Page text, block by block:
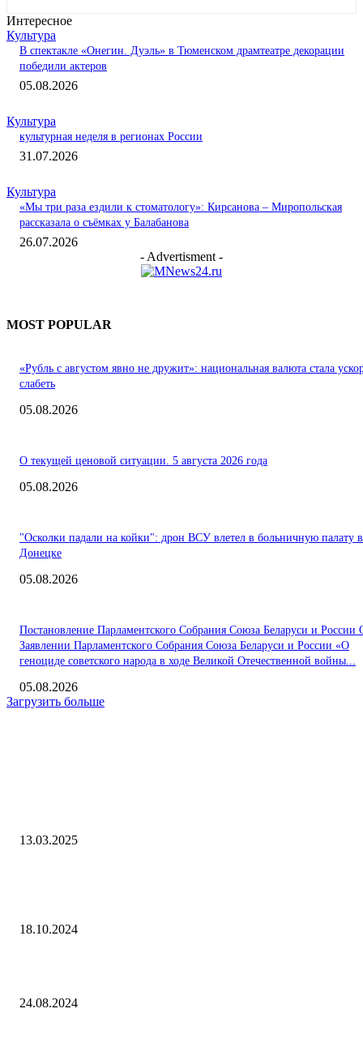
Интересное
Культура
В спектакле «Онегин. Дуэль» в Тюменском драмтеатре декорации
победили актеров
05.08.2026
Культура
культурная неделя в регионах России
31.07.2026
Культура
«Мы три раза ездили к стоматологу»: Кирсанова – Миропольская
рассказала о съёмках у Балабанова
26.07.2026
- Advertisment -
MOST POPULAR
«Рубль с августом явно не дружит»: национальная валюта стала
слабеть
05.08.2026
О текущей ценовой ситуации. 5 августа 2026 года
05.08.2026
"Осколки падали на койки": дрон ВСУ влетел в больничную палату в
Донецке
05.08.2026
Постановление Парламентского Собрания Союза Беларуси и России
Заявлении Парламентского Собрания Союза Беларуси и России «О
геноциде советского народа в ходе Великой Отечественной войны...
05.08.2026
Загрузить больше
13.03.2025
18.10.2024
24.08.2024